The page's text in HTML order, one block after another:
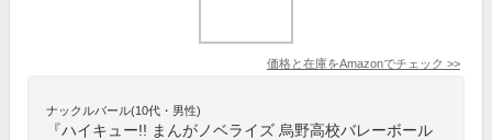
価格と在庫をAmazonでチェック >>
ナックルバール(10代・男性)
『ハイキュー!! まんがノベライズ 烏野高校バレーボール